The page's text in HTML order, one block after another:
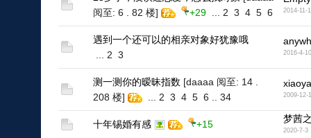
阅至: 6 . 82 楼]
+29 2 3 4 5 6 2014-11-
遇到一个还可以的相亲对象好犹豫哦
2 3 2016-4-10
测一测你的暧昧指数 [daaaa 阅至: 14 .
208 楼]
2 3 4 5 6 34 2009-12-
十年锡婚有感 +15 梦茜
2020-7-3